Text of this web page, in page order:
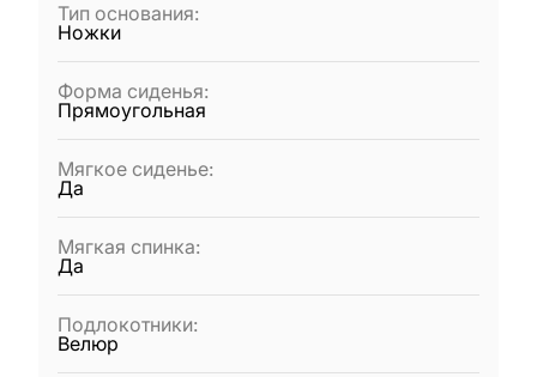
Тип основания:
Ножки
Форма сиденья:
Прямоугольная
Мягкое сиденье:
Да
Мягкая спинка:
Да
Подлокотники:
Велюр